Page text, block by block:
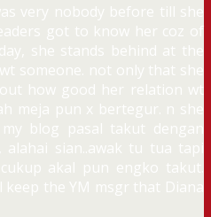
very nobody before till she
got to know her coz of
she stands behind at the
someone. not only that she
how good her relation wt
meja pun x bertegur. n she
blog pasal takut dengan
sian..awak tu tua tapi
akal pun engko takut.
keep the YM msgr that Diana